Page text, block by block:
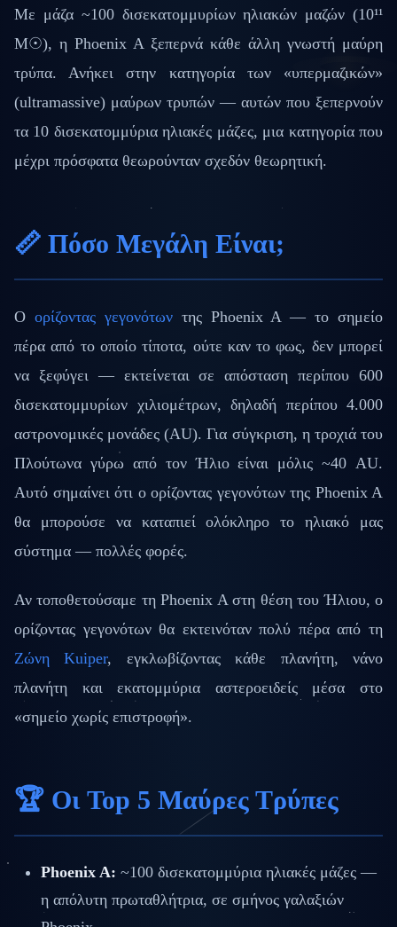
Με μάζα ~100 δισεκατομμυρίων ηλιακών μαζών (10¹¹
M☉), η Phoenix A ξεπερνά κάθε άλλη γνωστή μαύρη
τρύπα. Ανήκει στην κατηγορία των «υπερμαζικών»
(ultramassive) μαύρων τρυπών — αυτών που ξεπερνούν
τα 10 δισεκατομμύρια ηλιακές μάζες, μια κατηγορία που
μέχρι πρόσφατα θεωρούνταν σχεδόν θεωρητική.
📏 Πόσο Μεγάλη Είναι;
Ο ορίζοντας γεγονότωντης Phoenix A — το σημείο
πέρα από το οποίο τίποτα, ούτε καν το φως, δεν μπορεί
να ξεφύγει — εκτείνεται σε απόσταση περίπου 600
δισεκατομμυρίων χιλιομέτρων, δηλαδή περίπου 4.000
αστρονομικές μονάδες (AU). Για σύγκριση, η τροχιά του
Πλούτωνα γύρω από τον Ήλιο είναι μόλις ~40 AU.
Αυτό σημαίνει ότι ο ορίζοντας γεγονότων της Phoenix A
θα μπορούσε να καταπιεί ολόκληρο το ηλιακό μας
σύστημα — πολλές φορές.
Αν τοποθετούσαμε τη Phoenix A στη θέση του Ήλιου, ο
ορίζοντας γεγονότων θα εκτεινόταν πολύ πέρα από τη
Ζώνη Kuiper, εγκλωβίζοντας κάθε πλανήτη, νάνο
πλανήτη και εκατομμύρια αστεροειδείς μέσα στο
«σημείο χωρίς επιστροφή».
🏆 Οι Top 5 Μαύρες Τρύπες
Phoenix A: ~100 δισεκατομμύρια ηλιακές μάζες —
η απόλυτη πρωταθλήτρια, σε σμήνος γαλαξιών